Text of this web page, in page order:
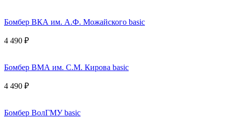
Бомбер ВКА им. А.Ф. Можайского basic
4 490 ₽
Бомбер ВМА им. С.М. Кирова basic
4 490 ₽
Бомбер ВолГМУ basic